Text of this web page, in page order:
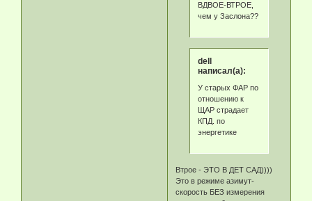
ВДВОЕ-ВТРОЕ,
чем у Заслона??
dell
написал(а):
У старых ФАР по
отношению к
ЩАР страдает
КПД. по
энергетике
Втрое - ЭТО В ДЕТ САД))))
Это в режиме азимут-
скорость БЕЗ измерения